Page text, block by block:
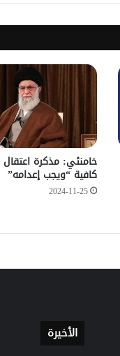
خامنئي: مذكرة اعتقال
كافية “ويجب إعدامه”
2024-11-25
الأخيرة